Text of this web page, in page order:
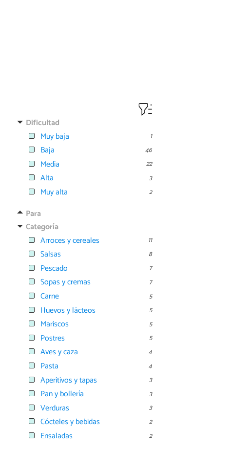
Dificultad
Muy baja
1
Baja 46
Media 22
Alta 3
Muy alta 2
Para
Categoría
Arroces y cereales
11
Salsas 8
Pescado 7
Sopas y cremas 7
Carne 5
Huevos y lácteos 5
Mariscos 5
Postres 5
Aves y caza 4
Pasta 4
Aperitivos y tapas 3
Pan y bollería 3
Verduras 3
Cócteles y bebidas 2
Ensaladas 2